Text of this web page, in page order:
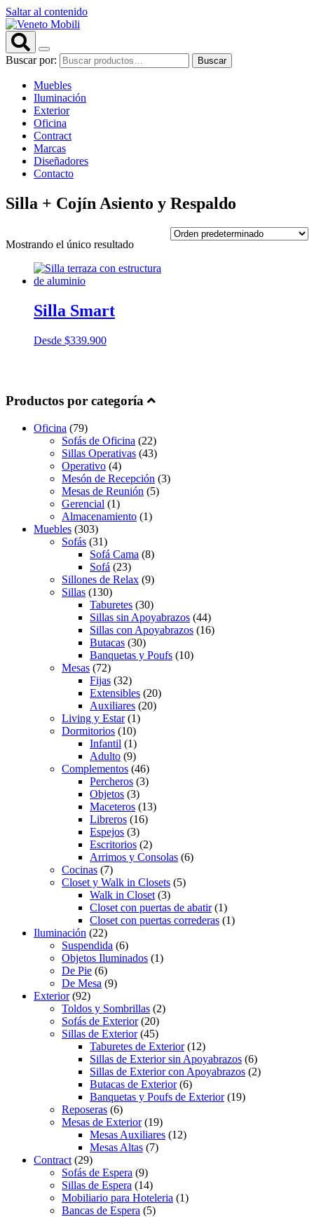
Saltar al contenido
Buscar por: Buscar
Muebles
Iluminación
Exterior
Oficina
Contract
Marcas
Diseñadores
Contacto
Silla + Cojín Asiento y Respaldo
Mostrando el único resultado
Silla Smart
Desde $339.900
Productos por categoría
Oficina (79)
Sofás de Oficina (22)
Sillas Operativas (43)
Operativo (4)
Mesón de Recepción (3)
Mesas de Reunión (5)
Gerencial (1)
Almacenamiento (1)
Muebles (303)
Sofás (31)
Sofá Cama (8)
Sofá (23)
Sillones de Relax (9)
Sillas (130)
Taburetes (30)
Sillas sin Apoyabrazos (44)
Sillas con Apoyabrazos (16)
Butacas (30)
Banquetas y Poufs (10)
Mesas (72)
Fijas (32)
Extensibles (20)
Auxiliares (20)
Living y Estar(1)
Dormitorios (10)
Infantil (1)
Adulto (9)
Complementos (46)
Percheros (3)
Objetos (3)
Maceteros (13)
Libreros (16)
Espejos (3)
Escritorios (2)
Arrimos y Consolas (6)
Cocinas (7)
Closet y Walk in Closets (5)
Walk in Closet (3)
Closet con puertas de abatir(1)
Closet con puertas correderas (1)
Iluminación (22)
Suspendida (6)
Objetos Iluminados (1)
De Pie (6)
De Mesa (9)
Exterior(92)
Toldos y Sombrillas (2)
Sofás de Exterior(20)
Sillas de Exterior(45)
Taburetes de Exterior(12)
Sillas de Exterior sin Apoyabrazos (6)
Sillas de Exterior con Apoyabrazos (2)
Butacas de Exterior(6)
Banquetas y Poufs de Exterior(19)
Reposeras (6)
Mesas de Exterior(19)
Mesas Auxiliares (12)
Mesas Altas (7)
Contract (29)
Sofás de Espera (9)
Sillas de Espera (14)
Mobiliario para Hoteleria (1)
Bancas de Espera (5)